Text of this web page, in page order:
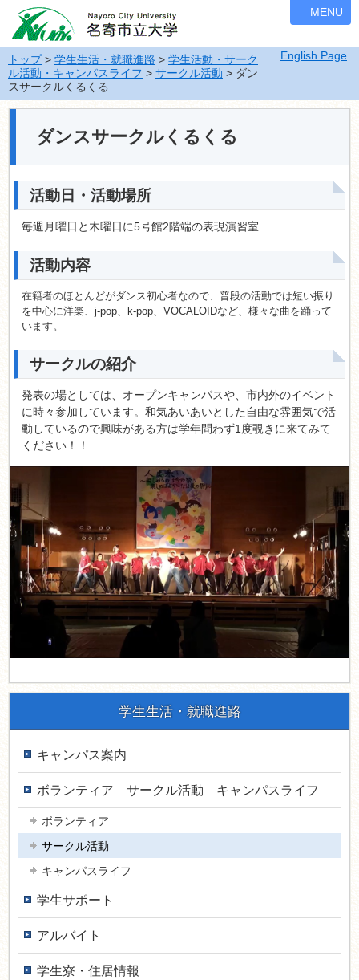
ナ
ビ
ゲ
ー
シ
ョ
ン
English Page
MENU
トップ> 学生生活・就職進路 > 学生活動・サーク
ル活動・キャンパスライフ > サークル活動 > ダン
スサークルくるくる
ダンスサークルくるくる
活動日・活動場所
毎週月曜日と木曜日に5号館2階端の表現演習室
活動内容
在籍者のほとんどがダンス初心者なので、普段の活動では短い振り
を中心に洋楽、j-pop、k-pop、VOCALOIDなど、様々な曲を踊って
います。
サークルの紹介
発表の場としては、オープンキャンパスや、市内外のイベント
に時々参加しています。和気あいあいとした自由な雰囲気で活
動しているので興味がある方は学年問わず1度覗きに来てみて
ください！！
学生生活・就職進路
キャンパス案内
ボランティア サークル活動 キャンパスライフ
ボランティア
サークル活動
キャンパスライフ
学生サポート
アルバイト
学生寮・住居情報